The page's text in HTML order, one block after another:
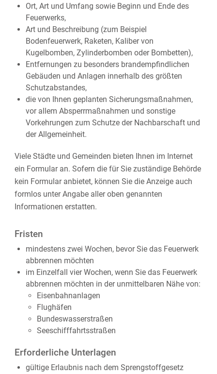
Ort, Art und Umfang sowie Beginn und Ende des
Feuerwerks,
Art und Beschreibung (zum Beispiel
Bodenfeuerwerk, Raketen, Kaliber von
Kugelbomben, Zylinderbomben oder Bombetten),
Entfernungen zu besonders brandempfindlichen
Gebäuden und Anlagen innerhalb des größten
Schutzabstandes,
die von Ihnen geplanten Sicherungsmaßnahmen,
vor allem Absperrmaßnahmen und sonstige
Vorkehrungen zum Schutze der Nachbarschaft und
der Allgemeinheit.
Viele Städte und Gemeinden bieten Ihnen im Internet
ein Formular an. Sofern die für Sie zuständige Behörde
kein Formular anbietet, können Sie die Anzeige auch
formlos unter Angabe aller oben genannten
Informationen erstatten.
Fristen
mindestens zwei Wochen, bevor Sie das Feuerwerk
abbrennen möchten
im Einzelfall vier Wochen, wenn Sie das Feuerwerk
abbrennen möchten in der unmittelbaren Nähe von:
Eisenbahnanlagen
Flughäfen
Bundeswasserstraßen
Seeschifffahrtsstraßen
Erforderliche Unterlagen
gültige Erlaubnis nach dem Sprengstoffgesetz